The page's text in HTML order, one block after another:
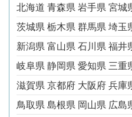
北海道 青森県岩手県宮城
茨城県栃木県群馬県埼玉
新潟県富山県石川県福井
岐阜県静岡県愛知県三重
滋賀県京都府 大阪府兵庫
鳥取県島根県 岡山県 広島